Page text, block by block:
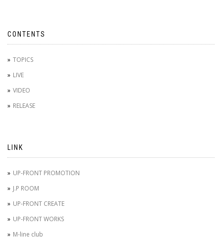
CONTENTS
TOPICS
LIVE
VIDEO
RELEASE
LINK
UP-FRONT PROMOTION
J.P ROOM
UP-FRONT CREATE
UP-FRONT WORKS
M-line club